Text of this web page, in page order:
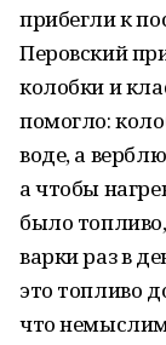
прибегли к
Перовский
колобки и
помогло:
воде, а
а чтобы
было
варки раз в
это топливо
что